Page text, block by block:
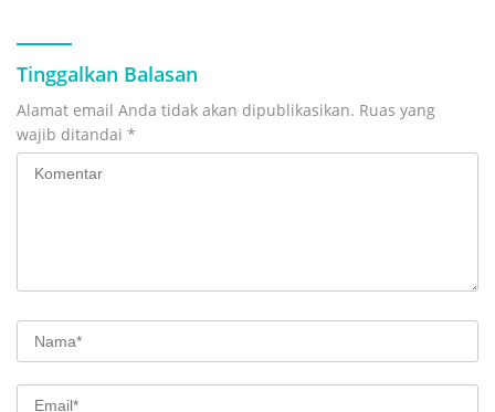
Tinggalkan Balasan
Alamat email Anda tidak akan dipublikasikan. Ruas yang
wajib ditandai *